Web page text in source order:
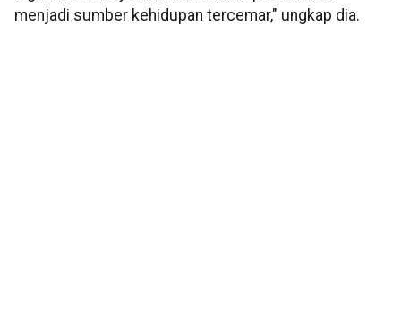
menjadi sumber kehidupan tercemar," ungkap dia.